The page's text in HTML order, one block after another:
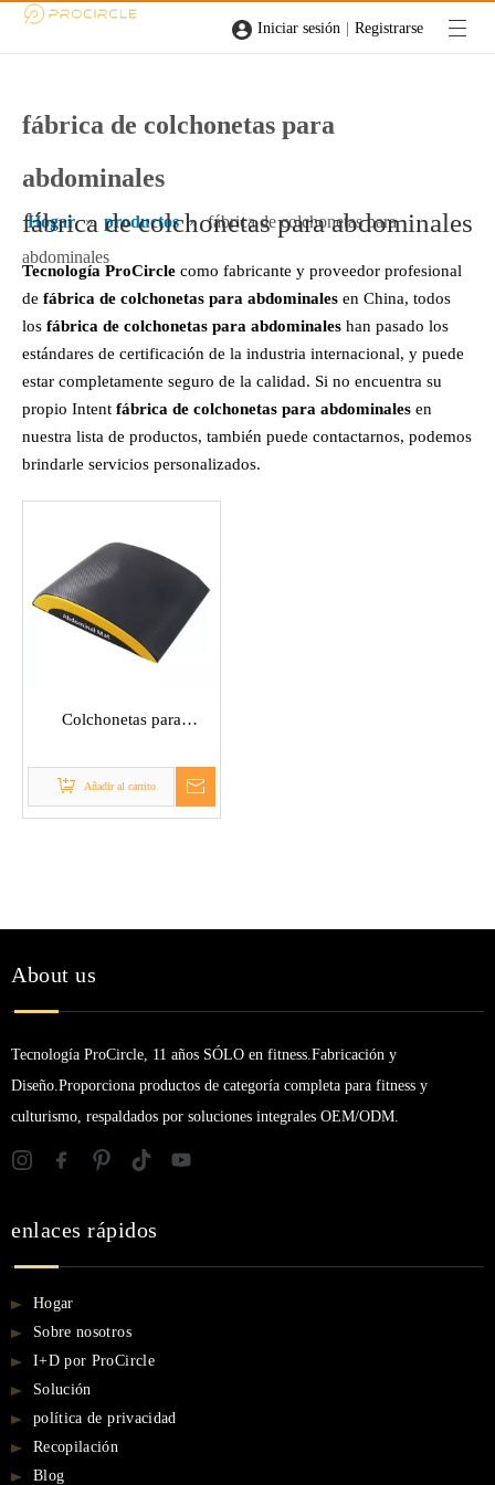
Iniciar sesión | Registrarse
fábrica de colchonetas para
abdominales
Hogar » productos » fábrica de colchonetas para
abdominales
fábrica de colchonetas para abdominales
Tecnología ProCircle como fabricante y proveedor profesional
de fábrica de colchonetas para abdominales en China, todos
los fábrica de colchonetas para abdominales han pasado los
estándares de certificación de la industria internacional, y puede
estar completamente seguro de la calidad. Si no encuentra su
propio Intent fábrica de colchonetas para abdominales en
nuestra lista de productos, también puede contactarnos, podemos
brindarle servicios personalizados.
Colchonetas para
Añadir al carrito
About us
Tecnología ProCircle, 11 años SÓLO en fitness.Fabricación y
Diseño.Proporciona productos de categoría completa para fitness y
culturismo, respaldados por soluciones integrales OEM/ODM.
enlaces rápidos
Hogar
Sobre nosotros
I+D por ProCircle
Solución
política de privacidad
Recopilación
Blog